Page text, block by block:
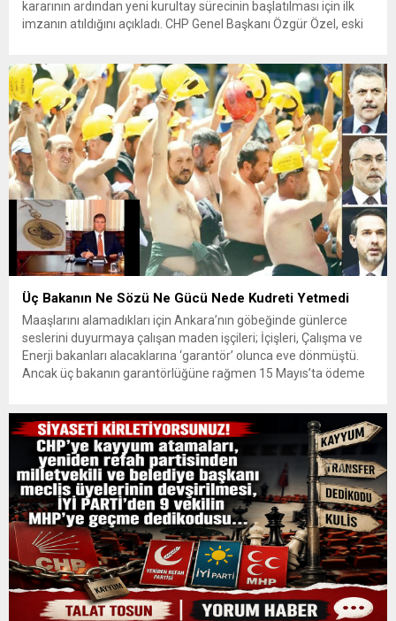
kararının ardından yeni kurultay sürecinin başlatılması için ilk
imzanın atıldığını açıkladı. CHP Genel Başkanı Özgür Özel, eski
Üç Bakanın Ne Sözü Ne Gücü Nede Kudreti Yetmedi
Maaşlarını alamadıkları için Ankara’nın göbeğinde günlerce
seslerini duyurmaya çalışan maden işçileri; İçişleri, Çalışma ve
Enerji bakanları alacaklarına ‘garantör’ olunca eve dönmüştü.
Ancak üç bakanın garantörlüğüne rağmen 15 Mayıs’ta ödeme
bünyesindeki Doruk Madencilik’te çalışan...